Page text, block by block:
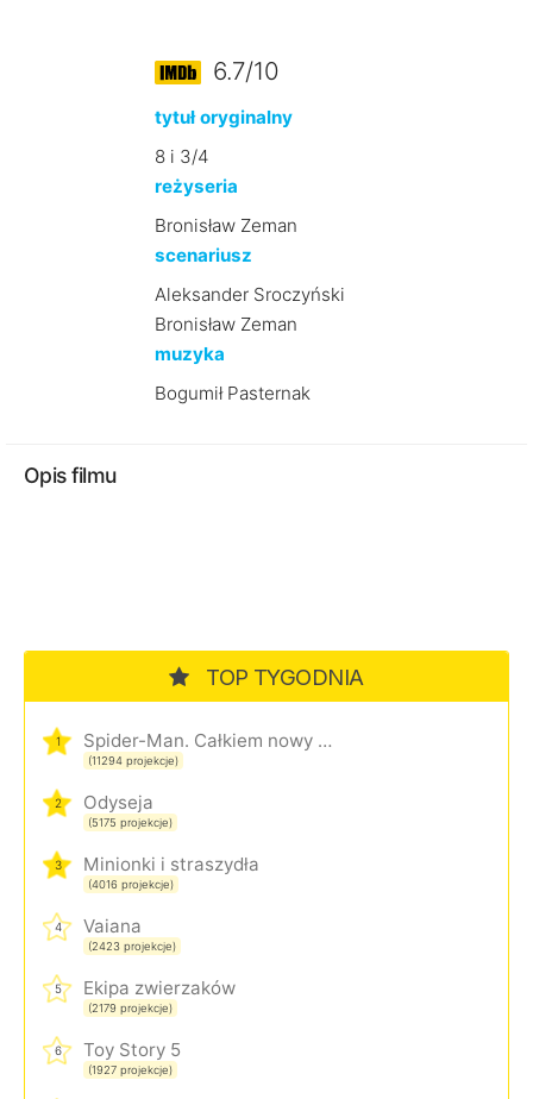
6.7/10
tytuł oryginalny
8 i 3/4
reżyseria
Bronisław Zeman
scenariusz
Aleksander Sroczyński
Bronisław Zeman
muzyka
Bogumił Pasternak
Opis filmu
TOP TYGODNIA
1 Spider-Man. Całkiem nowy dzień
(11294 projekcje)
2 Odyseja
(5175 projekcje)
3 Minionki i straszydła
(4016 projekcje)
4 Vaiana
(2423 projekcje)
5 Ekipa zwierzaków
(2179 projekcje)
6 Toy Story 5
(1927 projekcje)